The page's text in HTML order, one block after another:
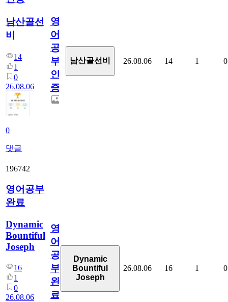
남산골선
비
14
1
0
26.08.06
0
댓글
영
어
공
부
인
증
남산골선비 26.08.06 14 1 0
196742
영어공부
완료
Dynamic
Bountiful
Joseph
16
1
0
26.08.06
영
어
공
부
완
료
Dynamic
Bountiful
Joseph
26.08.06 16 1 0